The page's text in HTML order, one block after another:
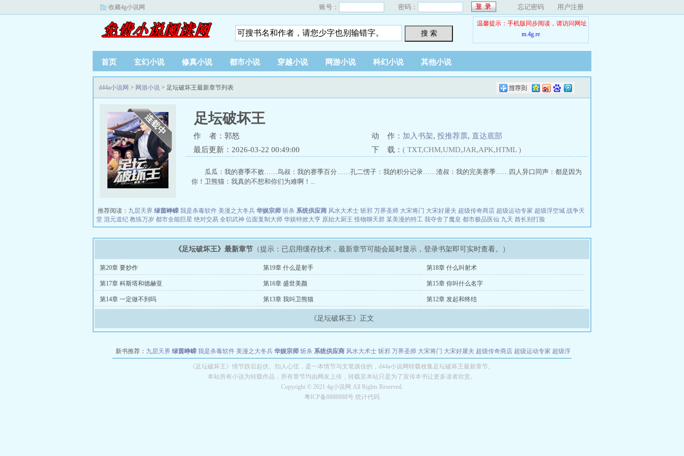
收藏4g小说网 账号： 密码： 忘记密码 用户注册
搜 索
温馨提示：手机版同步阅读，请访问网址
m.4g.re
首页 玄幻小说 修真小说 都市小说 穿越小说 网游小说 科幻小说 其他小说
d44a小说网 > 网游小说 > 足坛破坏王最新章节列表
足坛破坏王
作 者：郭怒 动 作： 加入书架, 投推荐票, 直达底部
最后更新：2026-03-22 00:49:00
下 载： ( TXT,CHM,UMD,JAR,APK,HTML )
瓜瓜：我的赛季不败……鸟叔：我的赛季百分……孔二愣子：我的积分记录……渣叔：我的完美赛季……四人异口同声：都是因为
你！卫熊猫：我真的不想和你们为难啊！...
推荐阅读： 九层天界 绿茵峥嵘 我是杀毒软件 美漫之大冬兵 华娱宗师 斩杀 系统供应商 风水大术士 斩邪 万界圣师 大宋将门 大宋好屠夫 超级传奇商店 超级运动专家 超级浮空城 战争天
堂 混元道纪 教练万岁 都市全能巨星 绝对交易 全职武神 位面复制大师 华娱特效大亨 原始大厨王 怪物聊天群 某美漫的特工 我夺舍了魔皇 都市极品医仙 九天 酋长别打脸
《足坛破坏王》最新章节 （提示：已启用缓存技术，最新章节可能会延时显示，登录书架即可实时查看。）
第20章 要炒作 第19章 什么是射手 第18章 什么叫射术
第17章 科斯塔和德赫亚 第16章 盛世美颜 第15章 你叫什么名字
第14章 一定做不到吗 第13章 我叫卫熊猫 第12章 发起和终结
《足坛破坏王》正文
新书推荐： 九层天界 绿茵峥嵘 我是杀毒软件 美漫之大冬兵 华娱宗师 斩杀 系统供应商 风水大术士 斩邪 万界圣师 大宋将门 大宋好屠夫 超级传奇商店 超级运动专家 超级浮
教练万岁 都市全能巨星 绝对交易 全职武神 位面复制大师 华娱特效大亨 原始大厨王 怪物聊天群 某美漫的特工 我夺舍了魔皇
长别打脸
《足坛破坏王》情节跌宕起伏、扣人心弦，是一本情节与文笔俱佳的，d44a小说网转载收集足坛破坏王最新章节。
本站所有小说为转载作品，所有章节均由网友上传，转载至本站只是为了宣传本书让更多读者欣赏。
Copyright © 2021 4g小说网 All Rights Reserved.
粤ICP备8888888号 统计代码